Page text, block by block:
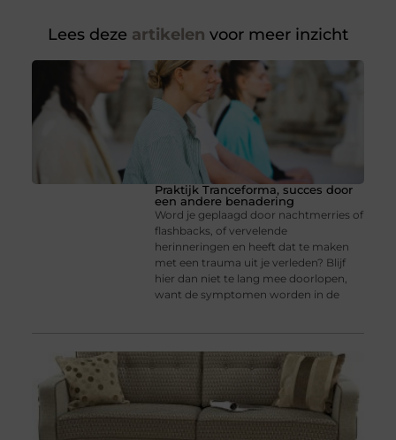
Lees deze artikelen voor meer inzicht
Praktijk Tranceforma, succes door
een andere benadering
Word je geplaagd door nachtmerries of
flashbacks, of vervelende
herinneringen en heeft dat te maken
met een trauma uit je verleden? Blijf
hier dan niet te lang mee doorlopen,
want de symptomen worden in de